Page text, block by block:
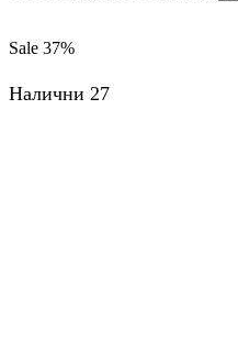
Sale 37%
Налични 27